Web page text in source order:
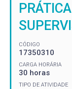
CÓDIGO
17350310
CARGA HORÁRIA
30 horas
TIPO DE ATIVIDADE